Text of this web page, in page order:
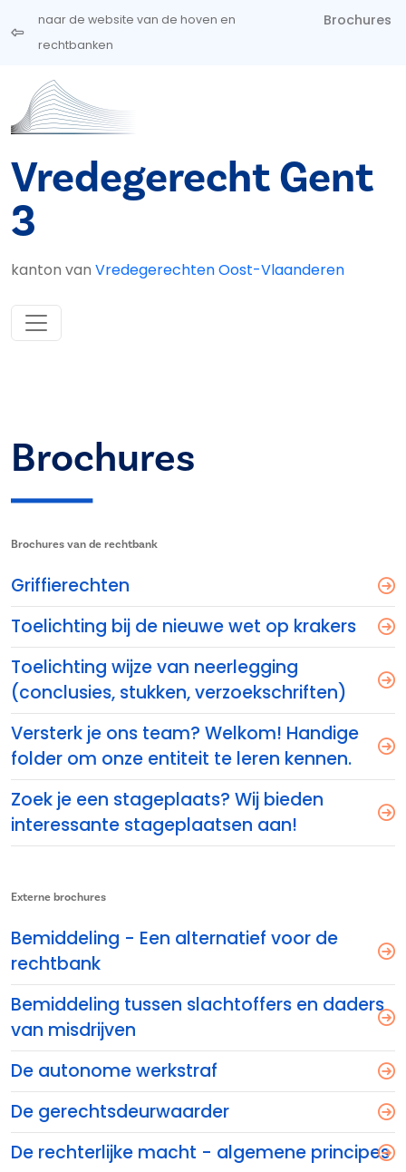
Overslaan en naar de inhoud gaan
naar de website van de hoven en
rechtbanken
Brochures
Vredegerecht Gent
3
kanton van Vredegerechten Oost-Vlaanderen
Brochures
Brochures van de rechtbank
Griffierechten
Toelichting bij de nieuwe wet op krakers
Toelichting wijze van neerlegging
(conclusies, stukken, verzoekschriften)
Versterk je ons team? Welkom! Handige
folder om onze entiteit te leren kennen.
Zoek je een stageplaats? Wij bieden
interessante stageplaatsen aan!
Externe brochures
Bemiddeling - Een alternatief voor de
rechtbank
Bemiddeling tussen slachtoffers en daders
van misdrijven
De autonome werkstraf
De gerechtsdeurwaarder
De rechterlijke macht - algemene principes